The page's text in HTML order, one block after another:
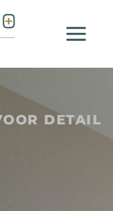
DETAIL